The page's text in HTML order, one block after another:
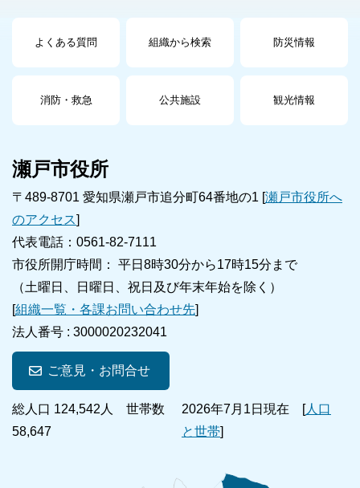
よくある質問 組織から検索 防災情報
消防・救急 公共施設 観光情報
瀬戸市役所
〒489-8701 愛知県瀬戸市追分町64番地の1 [ 瀬戸市役所へ
のアクセス
代表電話：0561-82-7111
市役所開庁時間： 平日8時30分から17時15分まで
（土曜日、日曜日、祝日及び年末年始を除く）
組織一覧・各課お問い合わせ先
法人番号 : 3000020232041
ご意見・お問合せ
総人口 124,542人 世帯数
58,647
2026年7月1日現在 [
人口
と世帯